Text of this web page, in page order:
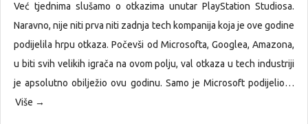
Već tjednima slušamo o otkazima unutar PlayStation Studiosa.
Naravno, nije niti prva niti zadnja tech kompanija koja je ove godine
podijelila hrpu otkaza. Počevši od Microsofta, Googlea, Amazona,
u biti svih velikih igrača na ovom polju, val otkaza u tech industriji
je apsolutno obilježio ovu godinu. Samo je Microsoft podijelio…
Više →